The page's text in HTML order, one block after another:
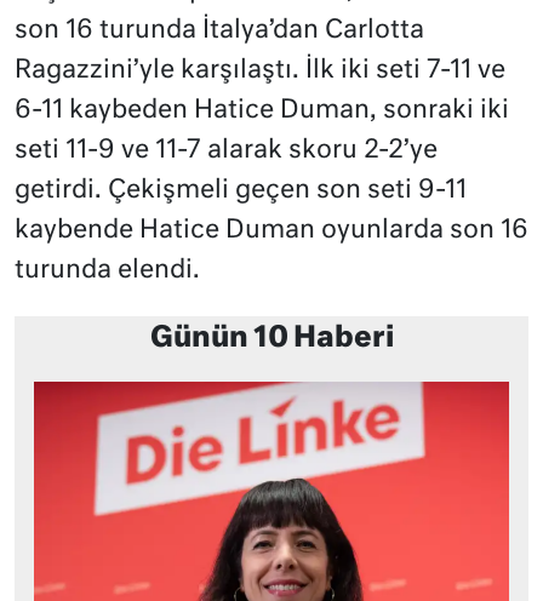
son 16 turunda İtalya’dan Carlotta
Ragazzini’yle karşılaştı. İlk iki seti 7-11 ve
6-11 kaybeden Hatice Duman, sonraki iki
seti 11-9 ve 11-7 alarak skoru 2-2’ye
getirdi. Çekişmeli geçen son seti 9-11
kaybende Hatice Duman oyunlarda son 16
turunda elendi.
Günün 10 Haberi